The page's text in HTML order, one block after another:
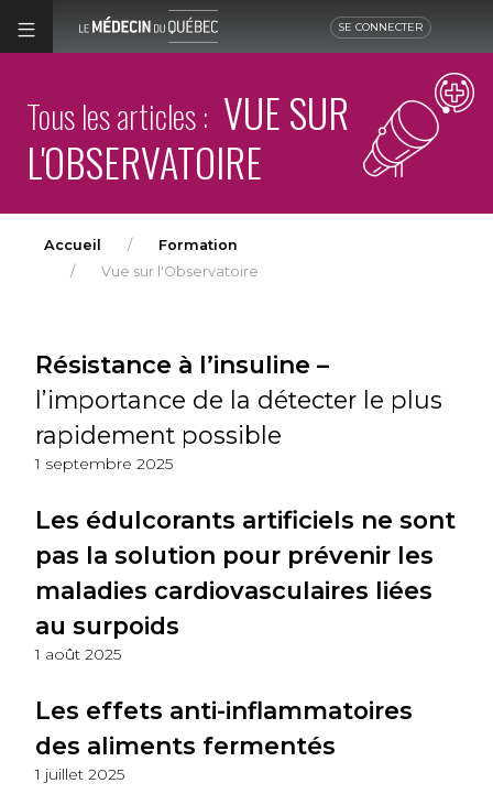
SE CONNECTER
Tous les articles : VUE SUR
L'OBSERVATOIRE
Accueil
Formation
Vue sur l'Observatoire
Résistance à l’insuline –
l’importance de la détecter le plus
rapidement possible
1 septembre 2025
Les édulcorants artificiels ne sont
pas la solution pour prévenir les
maladies cardiovasculaires liées
au surpoids
1 août 2025
Les effets anti-inflammatoires
des aliments fermentés
1 juillet 2025